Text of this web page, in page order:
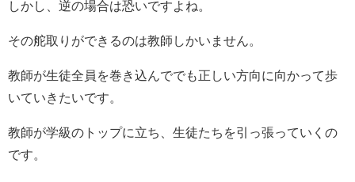
しかし、逆の場合は恐いですよね。
その舵取りができるのは教師しかいません。
教師が生徒全員を巻き込んででも正しい方向に向かって歩
いていきたいです。
教師が学級のトップに立ち、生徒たちを引っ張っていくの
です。